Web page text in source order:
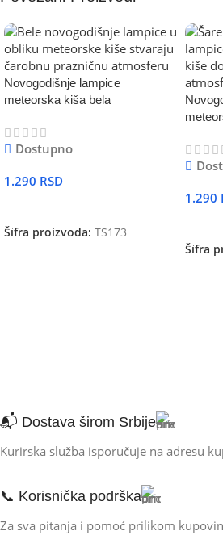
Novogodišnje lampice
meteorska kiša bela
Dostupno
1.290 RSD
Šifra proizvoda: TS173
1.290
Šifra
📬 Dostava širom Srbije
Kurirska služba isporučuje na adresu
📞 Korisnička podrška
Za sva pitanja i pomoć prilikom